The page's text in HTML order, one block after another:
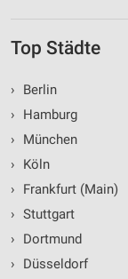
Top Städte
›
Berlin
›
Hamburg
›
München
›
Köln
›
Frankfurt (Main)
› Stuttgart
›
Dortmund
›
Düsseldorf
Werbung